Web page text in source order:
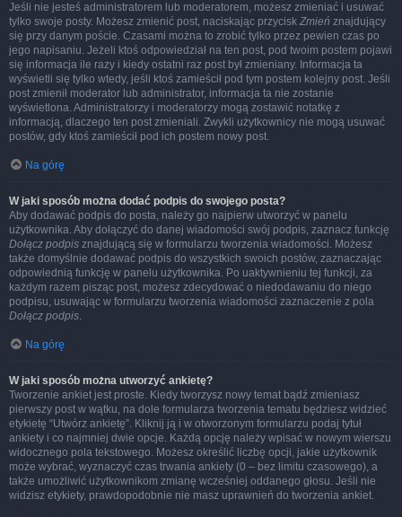
Jeśli nie jesteś administratorem lub moderatorem, możesz zmieniać i usuwać
tylko swoje posty. Możesz zmienić post, naciskając przycisk Zmień znajdujący
się przy danym poście. Czasami można to zrobić tylko przez pewien czas po
jego napisaniu. Jeżeli ktoś odpowiedział na ten post, pod twoim postem pojawi
się informacja ile razy i kiedy ostatni raz post był zmieniany. Informacja ta
wyświetli się tylko wtedy, jeśli ktoś zamieścił pod tym postem kolejny post. Jeśli
post zmienił moderator lub administrator, informacja ta nie zostanie
wyświetlona. Administratorzy i moderatorzy mogą zostawić notatkę z
informacją, dlaczego ten post zmieniali. Zwykli użytkownicy nie mogą usuwać
postów, gdy ktoś zamieścił pod ich postem nowy post.
Na górę
W jaki sposób można dodać podpis do swojego posta?
Aby dodawać podpis do posta, należy go najpierw utworzyć w panelu
użytkownika. Aby dołączyć do danej wiadomości swój podpis, zaznacz funkcję
Dołącz podpis znajdującą się w formularzu tworzenia wiadomości. Możesz
także domyślnie dodawać podpis do wszystkich swoich postów, zaznaczając
odpowiednią funkcję w panelu użytkownika. Po uaktywnieniu tej funkcji, za
każdym razem pisząc post, możesz zdecydować o niedodawaniu do niego
podpisu, usuwając w formularzu tworzenia wiadomości zaznaczenie z pola
Dołącz podpis.
Na górę
W jaki sposób można utworzyć ankietę?
Tworzenie ankiet jest proste. Kiedy tworzysz nowy temat bądź zmieniasz
pierwszy post w wątku, na dole formularza tworzenia tematu będziesz widzieć
etykietę “Utwórz ankietę”. Kliknij ją i w otworzonym formularzu podaj tytuł
ankiety i co najmniej dwie opcje. Każdą opcję należy wpisać w nowym wierszu
widocznego pola tekstowego. Możesz określić liczbę opcji, jakie użytkownik
może wybrać, wyznaczyć czas trwania ankiety (0 – bez limitu czasowego), a
także umożliwić użytkownikom zmianę wcześniej oddanego głosu. Jeśli nie
widzisz etykiety, prawdopodobnie nie masz uprawnień do tworzenia ankiet.